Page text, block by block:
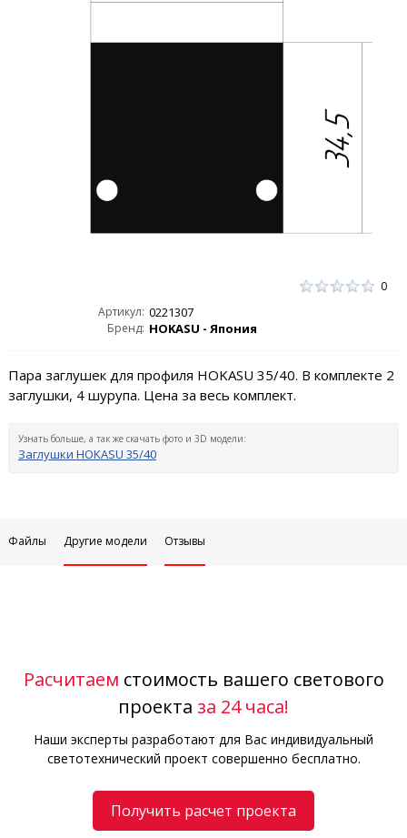
0
Артикул: 0221307
Бренд: HOKASU - Япония
Пара заглушек для профиля HOKASU 35/40. В комплекте 2
заглушки, 4 шурупа. Цена за весь комплект.
Узнать больше, а так же скачать фото и 3D модели:
Заглушки HOKASU 35/40
Файлы Другие модели Отзывы
Расчитаем стоимость вашего светового
проекта за 24 часа!
Наши эксперты разработают для Вас индивидуальный
светотехнический проект совершенно бесплатно.
Получить расчет проекта